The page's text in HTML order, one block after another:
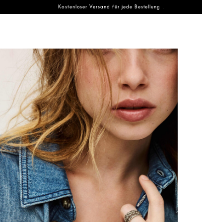
Kostenloser Versand für jede Bestellung .
ENTDECKEN
Neue Saison NEW
Festivalauswahl NEW
Muttertag
Partywear Kollektion
Wellness collection
NEUE SAISON
Entdecken
Family
Fringe Swing
Youyou
HANDTASCHEN
Entdecken
ba&sh-Familie
NACHHALTIGKEIT
Unser Verpflichtungen
Materialien
Partnerseite
Kreislaufwirtschaft
Gemeinschaft